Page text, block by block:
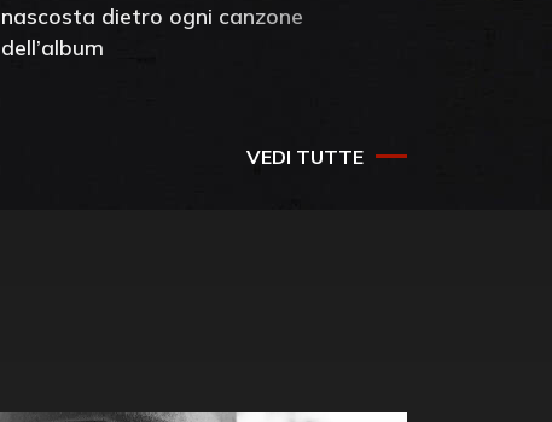
nascosta dietro ogni canzone
dell’album
VEDI TUTTE